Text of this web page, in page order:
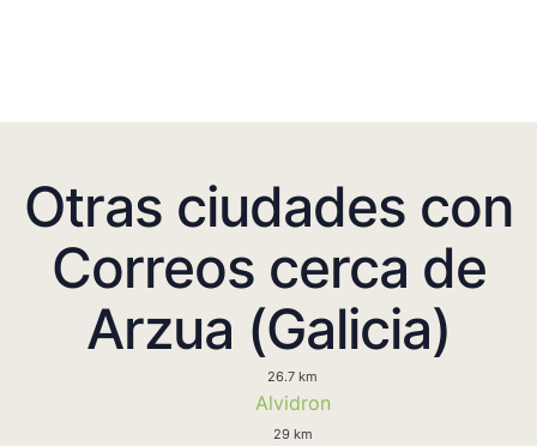
Otras ciudades con
Correos cerca de
Arzua (Galicia)
26.7 km
Alvidron
29 km